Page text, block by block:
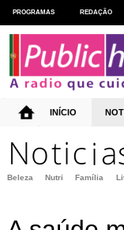
Beleza Nutri Família
PROGRAMAS REDAÇÃO
INÍCIO